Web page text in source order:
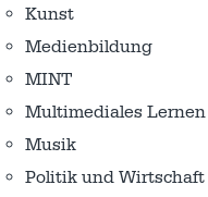
Kunst
Medienbildung
MINT
Multimediales Lernen
Musik
Politik und Wirtschaft